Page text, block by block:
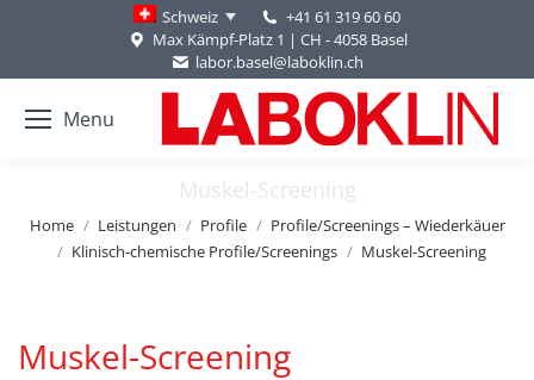
Schweiz
+41 61 319 60 60
Max Kämpf-Platz 1 | CH - 4058 Basel
labor.basel@laboklin.ch
Menu
Muskel-Screening
You are here:
Home Leistungen Profile
Profile/Screenings – Wiederkäuer
Klinisch-chemische Profile/Screenings
Muskel-Screening
Muskel-Screening